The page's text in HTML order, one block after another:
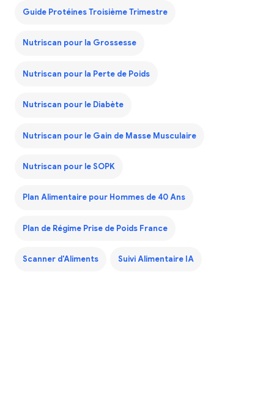
Guide Protéines Troisième Trimestre
Nutriscan pour la Grossesse
Nutriscan pour la Perte de Poids
Nutriscan pour le Diabète
Nutriscan pour le Gain de Masse Musculaire
Nutriscan pour le SOPK
Plan Alimentaire pour Hommes de 40 Ans
Plan de Régime Prise de Poids France
Scanner d'Aliments Suivi Alimentaire IA